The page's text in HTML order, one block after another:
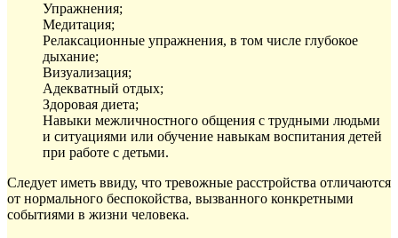
Упражнения;
Медитация;
Релаксационные упражнения, в том числе глубокое
дыхание;
Визуализация;
Адекватный отдых;
Здоровая диета;
Навыки межличностного общения с трудными людьми
и ситуациями или обучение навыкам воспитания детей
при работе с детьми.
Следует иметь ввиду, что тревожные расстройства отличаются
от нормального беспокойства, вызванного конкретными
событиями в жизни человека.